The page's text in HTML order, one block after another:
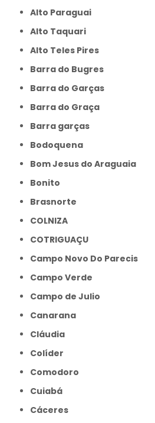
Alto Paraguai
Alto Taquari
Alto Teles Pires
Barra do Bugres
Barra do Garças
Barra do Graça
Barra garças
Bodoquena
Bom Jesus do Araguaia
Bonito
Brasnorte
COLNIZA
COTRIGUAÇU
Campo Novo Do Parecis
Campo Verde
Campo de Julio
Canarana
Cláudia
Colíder
Comodoro
Cuiabá
Cáceres